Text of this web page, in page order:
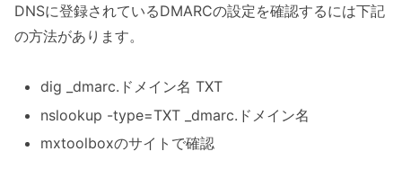
DNSに登録されているDMARCの設定を確認するには下記
の方法があります。
dig _dmarc.ドメイン名 TXT
nslookup -type=TXT _dmarc.ドメイン名
mxtoolboxのサイトで確認